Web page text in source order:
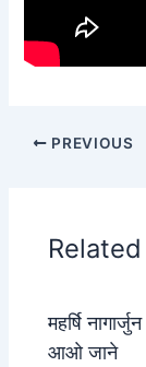
PREVIOUS
महर्षि
आओ जाने